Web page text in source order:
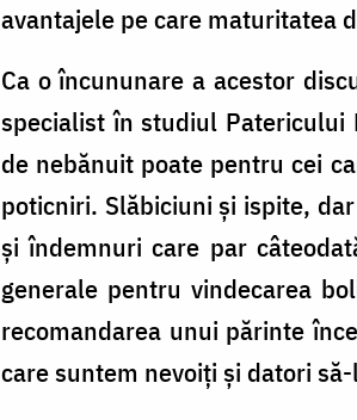
avantajele pe care maturitatea
Ca o încununare a acestor
specialist în studiul
de nebănuit poate pentru cei
poticniri. Slăbiciuni și ispite,
și îndemnuri care par
generale pentru vindecarea
recomandarea unui părinte
care suntem nevoiți și datori